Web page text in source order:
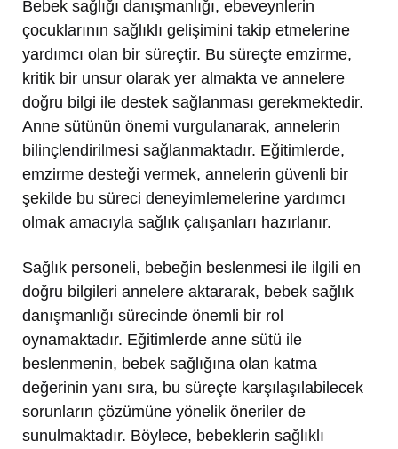
Bebek sağlığı danışmanlığı, ebeveynlerin
çocuklarının sağlıklı gelişimini takip etmelerine
yardımcı olan bir süreçtir. Bu süreçte emzirme,
kritik bir unsur olarak yer almakta ve annelere
doğru bilgi ile destek sağlanması gerekmektedir.
Anne sütünün önemi vurgulanarak, annelerin
bilinçlendirilmesi sağlanmaktadır. Eğitimlerde,
emzirme desteği vermek, annelerin güvenli bir
şekilde bu süreci deneyimlemelerine yardımcı
olmak amacıyla sağlık çalışanları hazırlanır.
Sağlık personeli, bebeğin beslenmesi ile ilgili en
doğru bilgileri annelere aktararak, bebek sağlık
danışmanlığı sürecinde önemli bir rol
oynamaktadır. Eğitimlerde anne sütü ile
beslenmenin, bebek sağlığına olan katma
değerinin yanı sıra, bu süreçte karşılaşılabilecek
sorunların çözümüne yönelik öneriler de
sunulmaktadır. Böylece, bebeklerin sağlıklı